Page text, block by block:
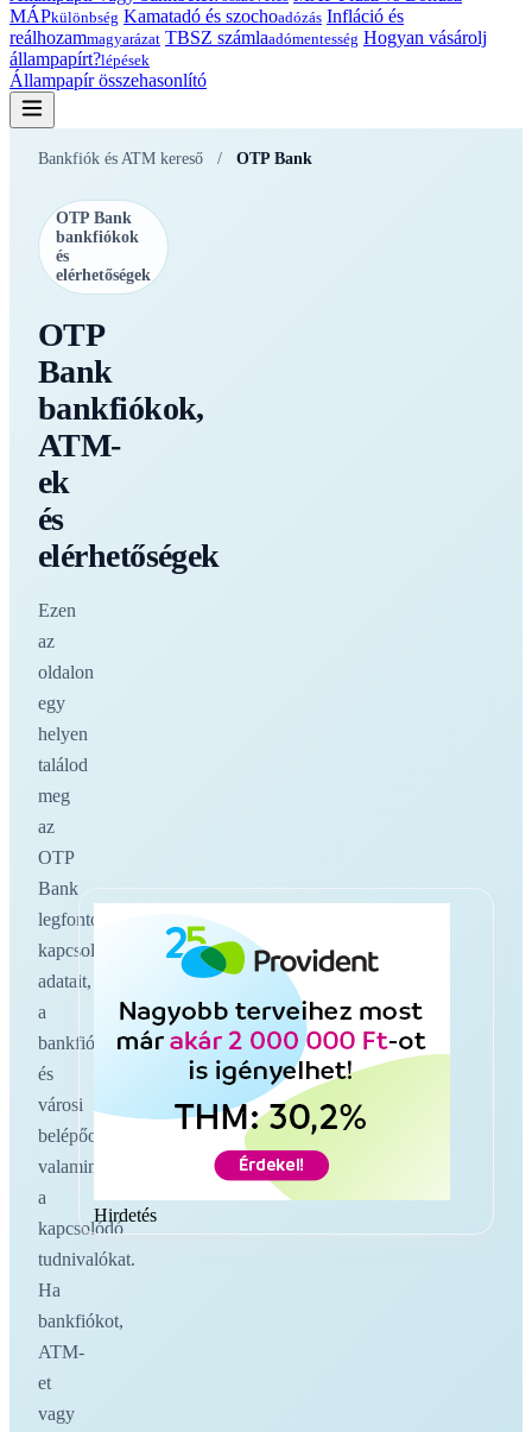
MÁPkülönbség Kamatadó és szochoadózás Infláció és
reálhozammagyarázat TBSZ számlaadómentesség Hogyan vásárolj
állampapírt?lépések
Állampapír összehasonlító
Bankfiók és ATM kereső / OTP Bank
OTP Bank
bankfiókok
és
elérhetőségek
OTP
Bank
bankfiókok,
ATM-
ek
és
elérhetőségek
Ezen
az
oldalon
egy
helyen
találod
meg
az
OTP
Bank
legfontosabb
kapcsolati
adatait,
a
bankfiókokat
és
városi
belépőoldalakat,
valamint
a
kapcsolódó
tudnivalókat.
Ha
bankfiókot,
ATM-
et
vagy
Hirdetés